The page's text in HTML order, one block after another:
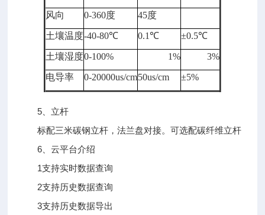
风向 0-360度 45度
土壤温度-40-80℃ 0.1℃ ±0.5℃
土壤湿度0-100% 1% 3%
电导率 0-20000us/cm50us/cm ±5%
5、立杆
标配三米碳钢立杆，法兰盘对接。可选配碳纤维立杆
6、云平台介绍
1支持实时数据查询
2支持历史数据查询
3支持历史数据导出